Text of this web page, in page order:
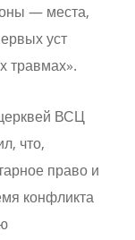
— места,
уст
травмах».
ВСЦ
что,
право и
конфликта